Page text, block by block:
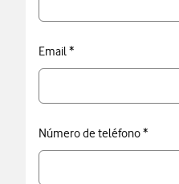
Email *
Número de teléfono *